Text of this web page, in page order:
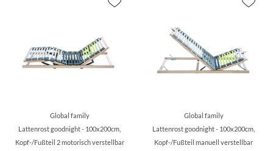
Global family
Lattenrost goodnight - 100x200cm,
Kopf-/Fußteil 2 motorisch verstellbar
Global family
Lattenrost goodnight - 100x200cm,
Kopf-/Fußteil manuell verstellbar